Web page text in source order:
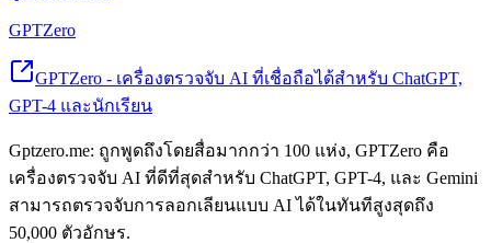
GPTZero
GPTZero - เครื่องตรวจจับ AI ที่เชื่อถือได้สำหรับ ChatGPT,
GPT-4 และนักเรียน
Gptzero.me: ถูกพูดถึงโดยสื่อมากกว่า 100 แห่ง, GPTZero คือ
เครื่องตรวจจับ AI ที่ดีที่สุดสำหรับ ChatGPT, GPT-4, และ Gemini
สามารถตรวจจับการลอกเลียนแบบ AI ได้ในทันทีสูงสุดถึง
50,000 ตัวอักษร.